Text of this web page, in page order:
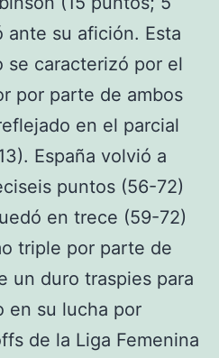
su afición. Esta
caracterizó por el
por parte de ambos
en el parcial
España volvió a
puntos (56-72)
en trece (59-72)
triple por parte de
un duro traspies para
en su lucha por
de la Liga Femenina